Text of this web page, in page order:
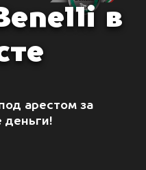
в
арестом за
деньги!